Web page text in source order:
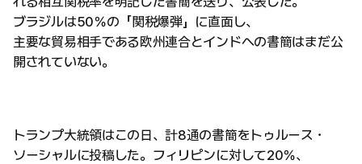
ブラジルは50％の「関税爆弾」に直面し、
主要な貿易相手である欧州連合とインドへの書簡はまだ公
開されていない。
トランプ大統領はこの日、計8通の書簡をトゥルース・
ソーシャルに投稿した。フィリピンに対して20％、